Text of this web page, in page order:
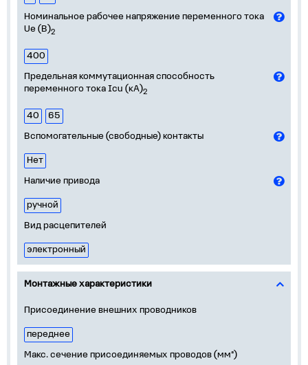
Номинальное рабочее напряжение переменного тока
Ue (В)2
400
Предельная коммутационная способность
переменного тока Icu (кА)2
40
65
Вспомогательные (свободные) контакты
Нет
Наличие привода
ручной
Вид расцепителей
электронный
Монтажные характеристики
Присоединение внешних проводников
переднее
Макс. сечение присоединяемых проводов (мм²)